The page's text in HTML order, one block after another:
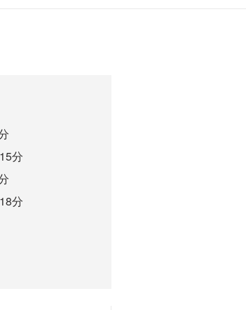
分
分